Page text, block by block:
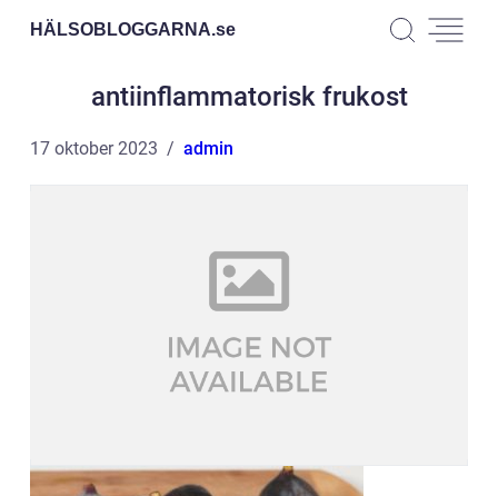
HÄLSOBLOGGARNA.se
antiinflammatorisk frukost
17 oktober 2023 admin